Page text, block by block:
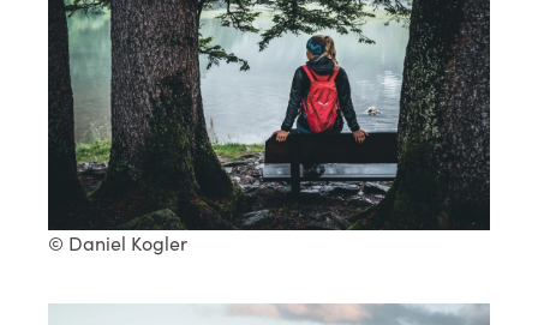
© Daniel Kogler